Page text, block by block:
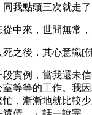
我點頭三次就走
中來，世間無常
之後，其心意識[
實例，當我還未
等等的工作。我
，漸漸地就比較